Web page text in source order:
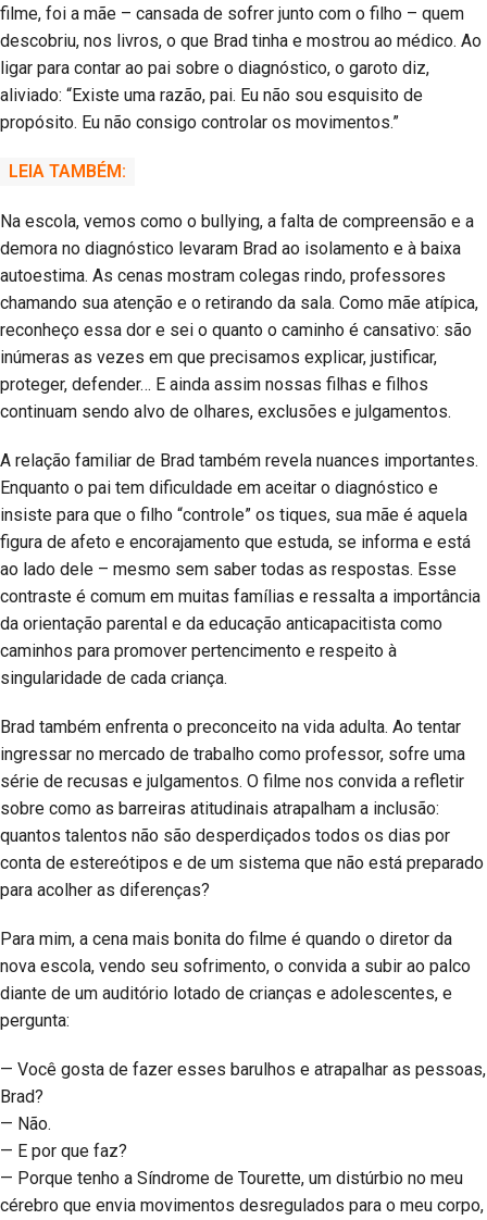
filme, foi a mãe – cansada de sofrer junto com o filho – quem
descobriu, nos livros, o que Brad tinha e mostrou ao médico. Ao
ligar para contar ao pai sobre o diagnóstico, o garoto diz,
aliviado: “Existe uma razão, pai. Eu não sou esquisito de
propósito. Eu não consigo controlar os movimentos.”
LEIA TAMBÉM:
Na escola, vemos como o bullying, a falta de compreensão e a
demora no diagnóstico levaram Brad ao isolamento e à baixa
autoestima. As cenas mostram colegas rindo, professores
chamando sua atenção e o retirando da sala. Como mãe atípica,
reconheço essa dor e sei o quanto o caminho é cansativo: são
inúmeras as vezes em que precisamos explicar, justificar,
proteger, defender… E ainda assim nossas filhas e filhos
continuam sendo alvo de olhares, exclusões e julgamentos.
A relação familiar de Brad também revela nuances importantes.
Enquanto o pai tem dificuldade em aceitar o diagnóstico e
insiste para que o filho “controle” os tiques, sua mãe é aquela
figura de afeto e encorajamento que estuda, se informa e está
ao lado dele – mesmo sem saber todas as respostas. Esse
contraste é comum em muitas famílias e ressalta a importância
da orientação parental e da educação anticapacitista como
caminhos para promover pertencimento e respeito à
singularidade de cada criança.
Brad também enfrenta o preconceito na vida adulta. Ao tentar
ingressar no mercado de trabalho como professor, sofre uma
série de recusas e julgamentos. O filme nos convida a refletir
sobre como as barreiras atitudinais atrapalham a inclusão:
quantos talentos não são desperdiçados todos os dias por
conta de estereótipos e de um sistema que não está preparado
para acolher as diferenças?
Para mim, a cena mais bonita do filme é quando o diretor da
nova escola, vendo seu sofrimento, o convida a subir ao palco
diante de um auditório lotado de crianças e adolescentes, e
pergunta:
— Você gosta de fazer esses barulhos e atrapalhar as pessoas,
Brad?
— Não.
— E por que faz?
— Porque tenho a Síndrome de Tourette, um distúrbio no meu
cérebro que envia movimentos desregulados para o meu corpo,